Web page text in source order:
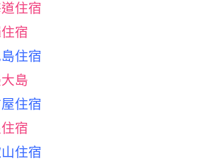
住宿
宿
住宿
島
住宿
宿
住宿